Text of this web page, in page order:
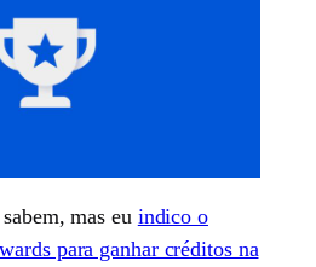
mas eu indico o
para ganhar créditos na